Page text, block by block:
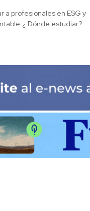
a profesionales en ESG y
Dónde estudiar?